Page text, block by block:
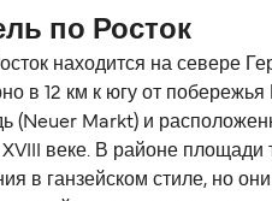
по Росток
находится на севере
в 12 км к югу от
(Neuer Markt) и
XVIII веке. В районе
в ганзейском стиле, но